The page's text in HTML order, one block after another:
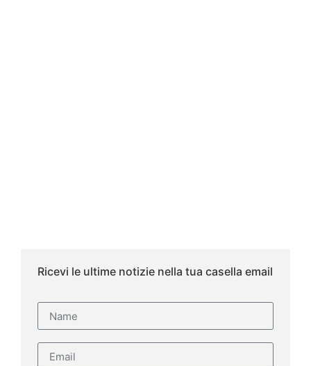
Ricevi le ultime notizie nella tua casella email